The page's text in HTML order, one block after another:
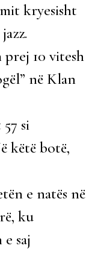
kryesisht
prej 10 vitesh
në Klan
si
këtë botë,
e natës në
ku
saj